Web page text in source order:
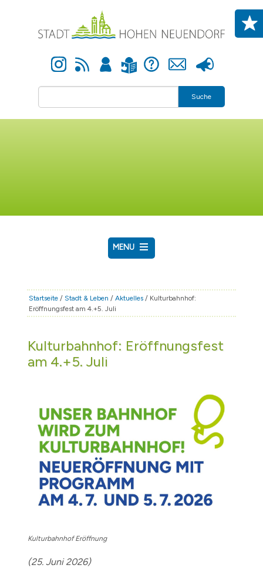
Instagram Newsfeed Anmelden Leichte Sprache Hilfe Kontakt Presse
Suche
MENU
RATHAUS & POLITIK
BÜRGERSERVICE
Startseite /Stadt & Leben /Aktuelles / Kulturbahnhof:
Eröffnungsfest am 4.+5. Juli
Kulturbahnhof: Eröffnungsfest
am 4.+5. Juli
Kulturbahnhof Eröffnung
(25. Juni 2026)